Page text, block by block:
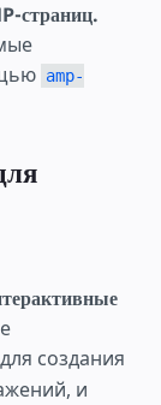
страниц.
amp-
для создания
и